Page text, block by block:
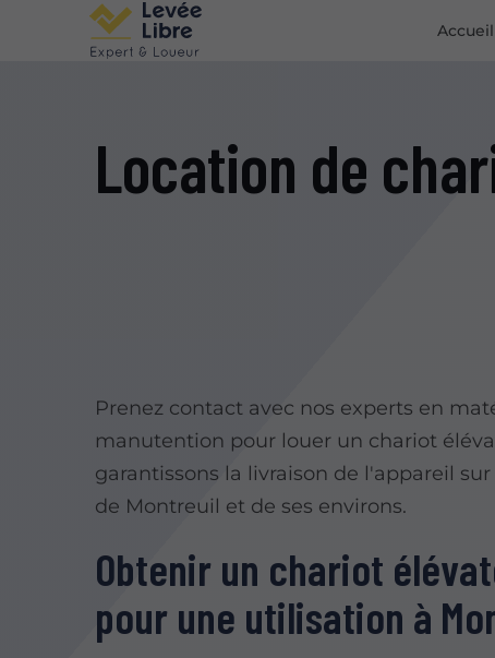
Accueil
Location de
Prenez contact avec nos experts en
manutention pour louer un chariot
garantissons la livraison de l'appareil sur
de Montreuil et de ses environs.
Obtenir un chariot
pour une utilisation à